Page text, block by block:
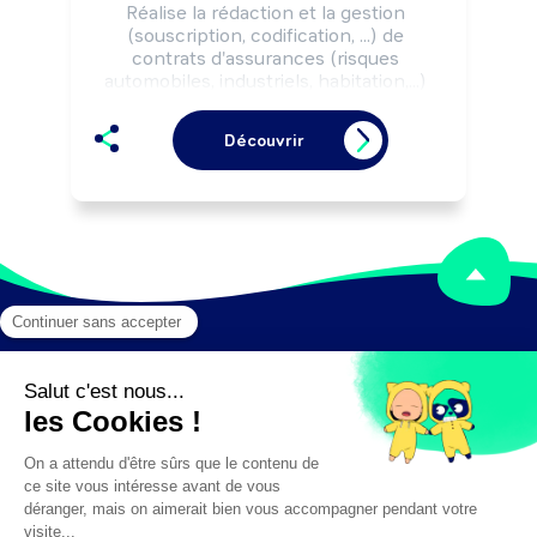
Réalise la rédaction et la gestion
(souscription, codification, ...) de
contrats d'assurances (risques
automobiles, industriels, habitation,...)
ou par adaptation de clauses-types,
selon la règlementation de l'assurance.
Peut réaliser les appels de cotisations
Peut gérer des litiges et contentieux.
Découvrir
Mentions légales